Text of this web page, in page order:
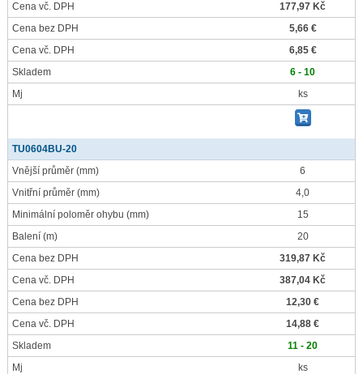
Cena vč. DPH
177,97 Kč
Cena bez DPH
5,66 €
Cena vč. DPH
6,85 €
Skladem
6 - 10
Mj
ks
TU0604BU-20
Vnější průměr (mm)
6
Vnitřní průměr (mm)
4,0
Minimální poloměr ohybu (mm)
15
Balení (m)
20
Cena bez DPH
319,87 Kč
Cena vč. DPH
387,04 Kč
Cena bez DPH
12,30 €
Cena vč. DPH
14,88 €
Skladem
11 - 20
Mj
ks